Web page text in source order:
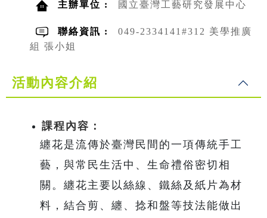
主辦單位 : 國立臺灣工藝研究發展中心
聯絡資訊 :
049-2334141#312 美學推廣
組 張小姐
活動內容介紹
課程內容：
纏花是流傳於臺灣民間的一項傳統手工
藝，與常民生活中、生命禮俗密切相
關。纏花主要以絲線、鐵絲及紙片為材
料，結合剪、纏、捻和盤等技法能做出